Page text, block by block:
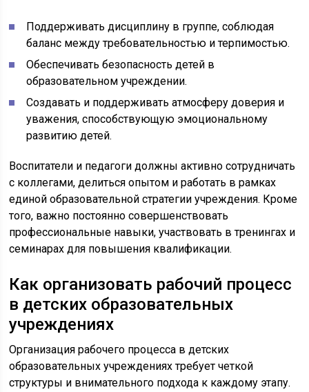
Поддерживать дисциплину в группе, соблюдая
баланс между требовательностью и терпимостью.
Обеспечивать безопасность детей в
образовательном учреждении.
Создавать и поддерживать атмосферу доверия и
уважения, способствующую эмоциональному
развитию детей.
Воспитатели и педагоги должны активно сотрудничать
с коллегами, делиться опытом и работать в рамках
единой образовательной стратегии учреждения. Кроме
того, важно постоянно совершенствовать
профессиональные навыки, участвовать в тренингах и
семинарах для повышения квалификации.
Как организовать рабочий процесс
в детских образовательных
учреждениях
Организация рабочего процесса в детских
образовательных учреждениях требует четкой
структуры и внимательного подхода к каждому этапу.